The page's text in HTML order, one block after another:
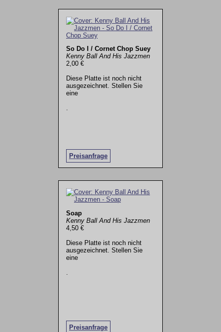
So Do I / Cornet Chop Suey
Kenny Ball And His Jazzmen
2,00 €
Diese Platte ist noch nicht
ausgezeichnet. Stellen Sie
eine
Preisanfrage
.
Soap
Kenny Ball And His Jazzmen
4,50 €
Diese Platte ist noch nicht
ausgezeichnet. Stellen Sie
eine
Preisanfrage
.